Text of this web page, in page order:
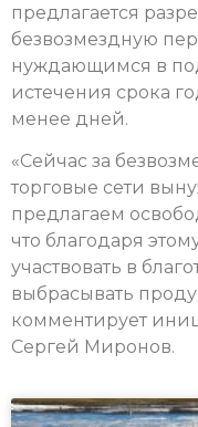
предлагается
безвозмездную
нуждающимся в
истечения срока
менее дней.
«Сейчас за
торговые сети
предлагаем
что благодаря
участвовать в
выбрасывать
комментирует
Сергей Миронов.